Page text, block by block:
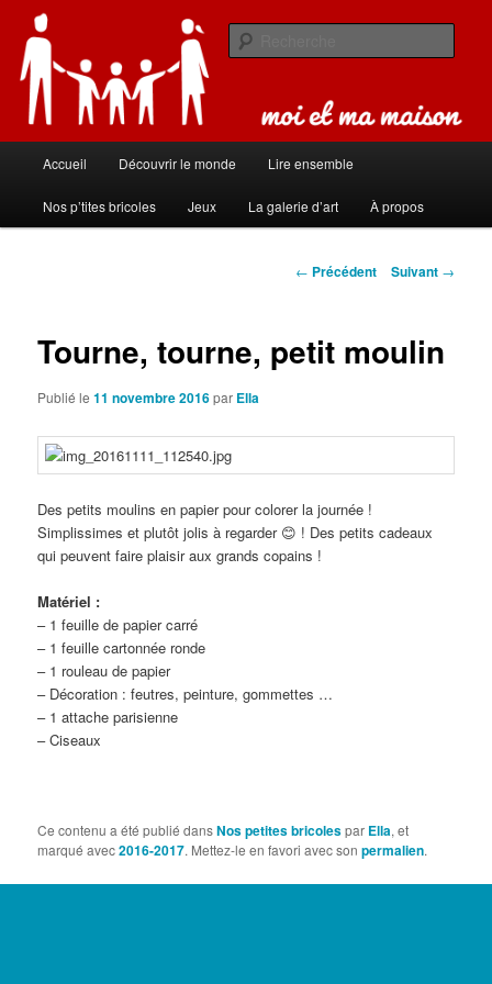
contenu
principalMoi et ma maison
Carnet de bord de famille
principal
Accueil Découvrir le monde Lire ensemble
Nos p’tites bricoles Jeux La galerie d’art À propos
Navigation
← Précédent Suivant →
Tourne, tourne, petit moulin
Publié le11 novembre 2016par Ella
Des petits moulins en papier pour colorer la journée !
Simplissimes et plutôt jolis à regarder 😊 ! Des petits cadeaux
qui peuvent faire plaisir aux grands copains !
Matériel :
– 1 feuille de papier carré
– 1 feuille cartonnée ronde
– 1 rouleau de papier
– Décoration : feutres, peinture, gommettes …
– 1 attache parisienne
– Ciseaux
Ce contenu a été publié dansNos petites bricolespar Ella, et
marqué avec2016-2017. Mettez-le en favori avec sonpermalien.